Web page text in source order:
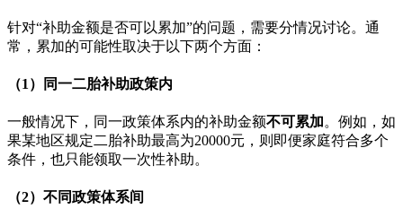
针对“补助金额是否可以累加”的问题，需要分情况讨论。通
常，累加的可能性取决于以下两个方面：
（1）同一二胎补助政策内
一般情况下，同一政策体系内的补助金额不可累加。例如，如
果某地区规定二胎补助最高为20000元，则即便家庭符合多个
条件，也只能领取一次性补助。
（2）不同政策体系间